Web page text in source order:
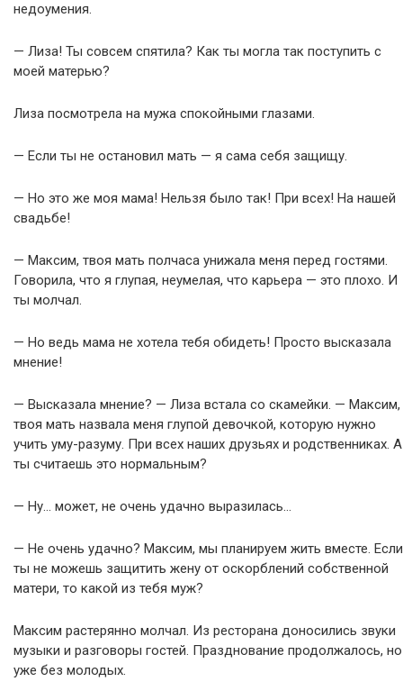
недоумения.
— Лиза! Ты совсем спятила? Как ты могла так поступить с
моей матерью?
Лиза посмотрела на мужа спокойными глазами.
— Если ты не остановил мать — я сама себя защищу.
— Но это же моя мама! Нельзя было так! При всех! На нашей
свадьбе!
— Максим, твоя мать полчаса унижала меня перед гостями.
Говорила, что я глупая, неумелая, что карьера — это плохо. И
ты молчал.
— Но ведь мама не хотела тебя обидеть! Просто высказала
мнение!
— Высказала мнение? — Лиза встала со скамейки. — Максим,
твоя мать назвала меня глупой девочкой, которую нужно
учить уму-разуму. При всех наших друзьях и родственниках. А
ты считаешь это нормальным?
— Ну… может, не очень удачно выразилась…
— Не очень удачно? Максим, мы планируем жить вместе. Если
ты не можешь защитить жену от оскорблений собственной
матери, то какой из тебя муж?
Максим растерянно молчал. Из ресторана доносились звуки
музыки и разговоры гостей. Празднование продолжалось, но
уже без молодых.